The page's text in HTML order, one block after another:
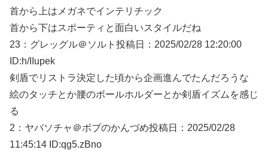
首から上はメガネでインテリチック
首から下はスポーティと面白いスタイルだね
23： グレッグル＠ソルト 投稿日：2025/02/28 12:20:00
ID:h/IIupek
剣盾でリストラ決定した頃から企画進んでたんだろうな
絵のタッチとか腰のボールホルダーとか剣盾イズムを感じ
る
2： ヤバソチャ＠ボブのかんづめ投稿日：2025/02/28
11:45:14 ID:qg5.zBno